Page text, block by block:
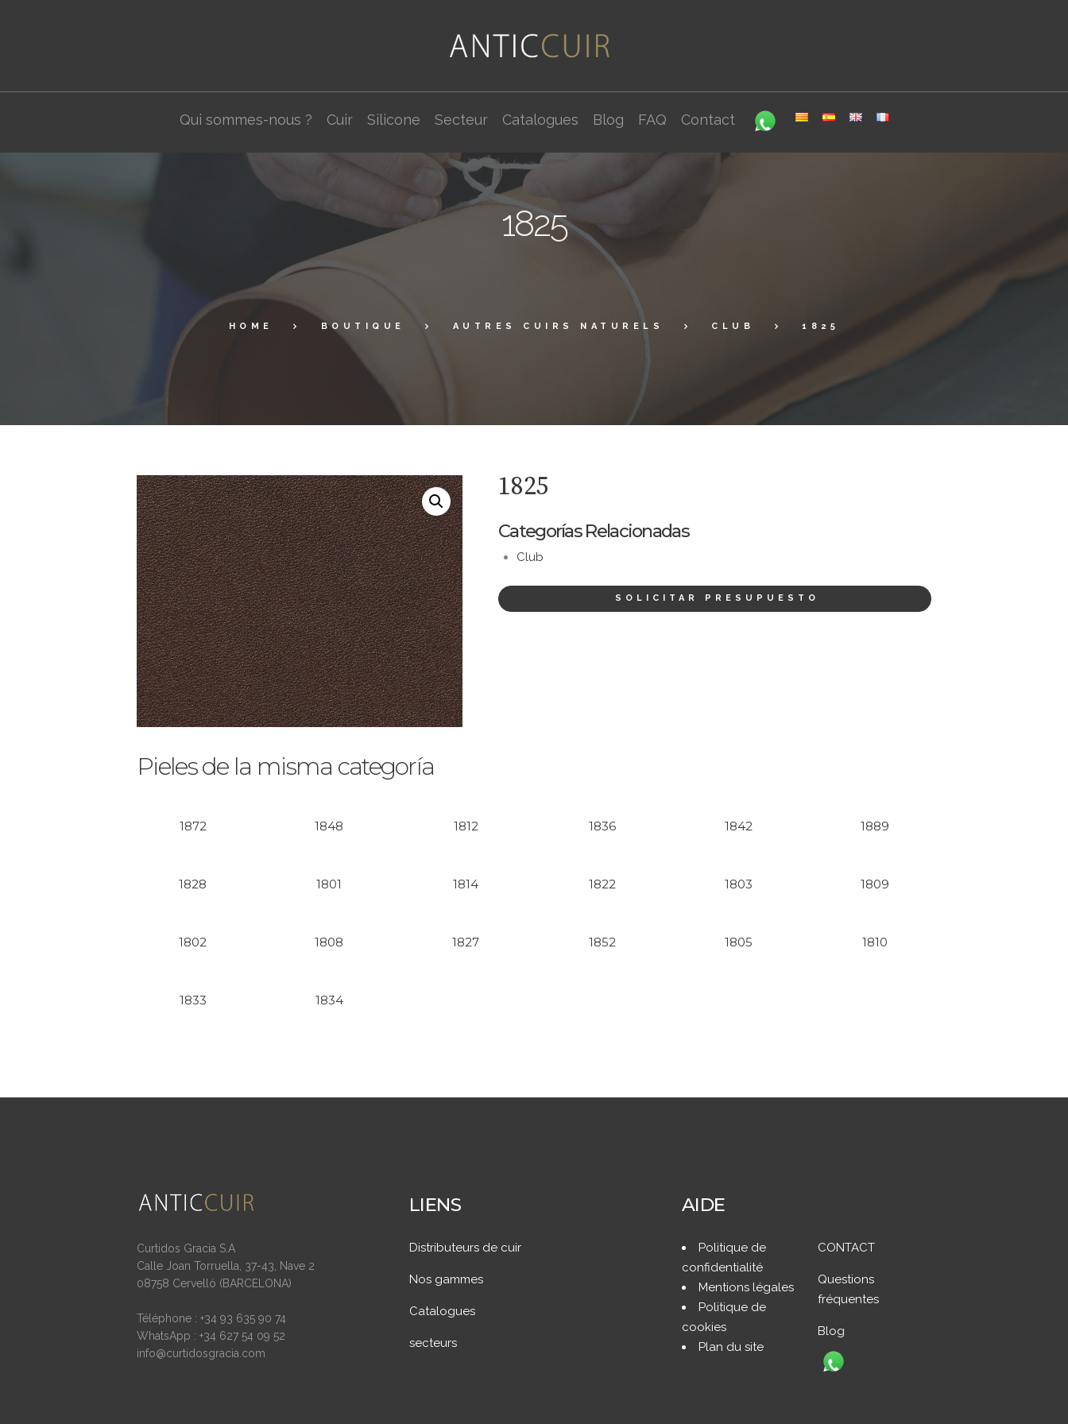
Qui sommes-nous ? Cuir Silicone Secteur Catalogues Blog FAQ Contact
1825
HOME BOUTIQUE AUTRES CUIRS NATURELS CLUB 1825
1825
Categorías Relacionadas
Club
SOLICITAR PRESUPUESTO
Pieles de la misma categoría
1872 1848 1812 1836 1842 1889
1828 1801 1814 1822 1803 1809
1802 1808 1827 1852 1805 1810
1833 1834
Curtidos Gracia S.A
Calle Joan Torruella, 37-43, Nave 2
08758 Cervelló (BARCELONA)
Téléphone : +34 93 635 90 74
WhatsApp : +34 627 54 09 52
info@curtidosgracia.com
LIENS
Distributeurs de cuir
Nos gammes
Catalogues
secteurs
AIDE
Politique de
confidentialité
Mentions légales
Politique de
cookies
Plan du site
CONTACT
Questions
fréquentes
Blog